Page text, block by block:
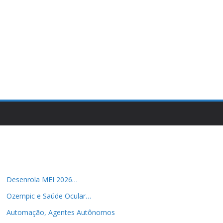
Desenrola MEI 2026…
Ozempic e Saúde Ocular…
Automação, Agentes Autônomos